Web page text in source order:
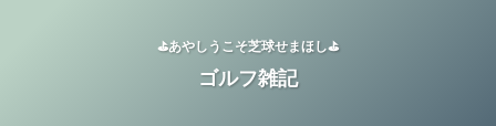
⛳️あやしうこそ芝球せまほし⛳️
ゴルフ雑記